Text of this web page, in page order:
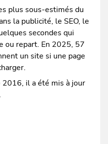
plus sous-estimés du
la publicité, le SEO, le
secondes qui
ou repart. En 2025, 57
un site si une page
il a été mis à jour